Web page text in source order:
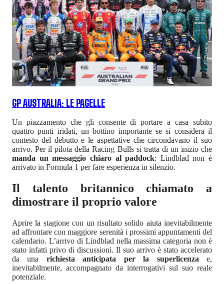
GP AUSTRALIA: LE PAGELLE
Un piazzamento che gli consente di portare a casa subito
quattro punti iridati, un bottino importante se si considera il
contesto del debutto e le aspettative che circondavano il suo
arrivo. Per il pilota della Racing Bulls si tratta di un inizio che
manda un messaggio chiaro al paddock: Lindblad non è
arrivato in Formula 1 per fare esperienza in silenzio.
Il talento britannico chiamato a
dimostrare il proprio valore
Aprire la stagione con un risultato solido aiuta inevitabilmente
ad affrontare con maggiore serenità i prossimi appuntamenti del
calendario. L’arrivo di Lindblad nella massima categoria non è
stato infatti privo di discussioni. Il suo arrivo è stato accelerato
da una richiesta anticipata per la superlicenza e,
inevitabilmente, accompagnato da interrogativi sul suo reale
potenziale.